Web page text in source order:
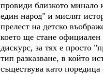
провиди близкото минало
един народ" и мислят
прелест на детско
което ще стане официален
дискурс, за тях е просто
тип разказване, в който
съществува като